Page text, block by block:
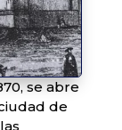
se abre
de